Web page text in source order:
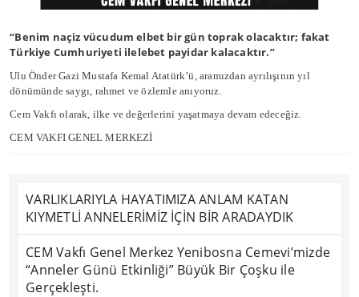
“Benim naçiz vücudum elbet bir gün toprak olacaktır; fakat
Türkiye Cumhuriyeti ilelebet payidar kalacaktır.”
Ulu Önder Gazi Mustafa Kemal Atatürk’ü, aramızdan ayrılışının yıl
dönümünde saygı, rahmet ve özlemle anıyoruz.
Cem Vakfı olarak, ilke ve değerlerini yaşatmaya devam edeceğiz.
CEM VAKFI GENEL MERKEZİ
VARLIKLARIYLA HAYATIMIZA ANLAM KATAN
KIYMETLİ ANNELERİMİZ İÇİN BİR ARADAYDIK
CEM Vakfı Genel Merkez Yenibosna Cemevi’mizde
“Anneler Günü Etkinliği” Büyük Bir Çoşku ile
Gerçekleşti.